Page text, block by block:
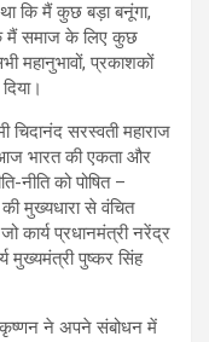
कि मैं कुछ बड़ा बनूंगा,
मैं समाज के लिए कुछ
महानुभावों, प्रकाशकों
सरस्वती महाराज
भारत की एकता और
नीति को पोषित –
मुख्यधारा से वंचित
कार्य प्रधानमंत्री नरेंद्र
मुख्यमंत्री पुष्कर सिंह
कृष्णन ने अपने संबोधन में